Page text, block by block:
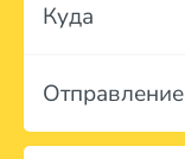
Куда
Отправление